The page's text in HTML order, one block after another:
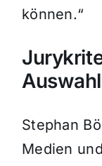
können.“
Stephan
Medien